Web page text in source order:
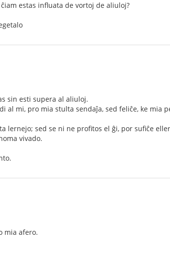
estas influata de vortoj de aliuloj?
sin esti supera al aliuloj.
al mi, pro mia stulta sendaĵa, sed feliĉe, ke mia
lernejo; sed se ni ne profitos el ĝi, por sufiĉe
vivado.
mia afero.